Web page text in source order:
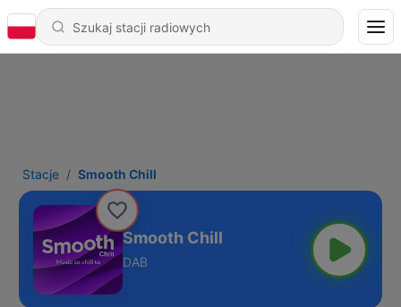
Stacje Smooth Chill
Smooth Chill
DAB